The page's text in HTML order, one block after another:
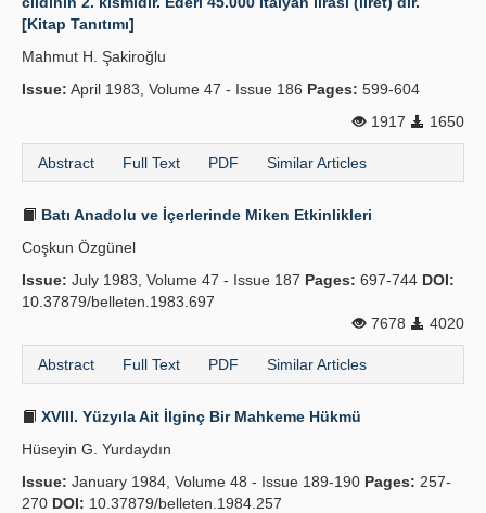
[Kitap Tanıtımı]
Mahmut H. Şakiroğlu
Issue: April 1983, Volume 47 - Issue 186 Pages: 599-604
1917
1650
Abstract Full Text PDF Similar Articles
Batı Anadolu ve İçerlerinde Miken Etkinlikleri
Coşkun Özgünel
Issue: July 1983, Volume 47 - Issue 187 Pages: 697-744 DOI:
10.37879/belleten.1983.697
7678
4020
Abstract Full Text PDF Similar Articles
XVIII. Yüzyıla Ait İlginç Bir Mahkeme Hükmü
Hüseyin G. Yurdaydın
Issue: January 1984, Volume 48 - Issue 189-190 Pages: 257-
270 DOI: 10.37879/belleten.1984.257